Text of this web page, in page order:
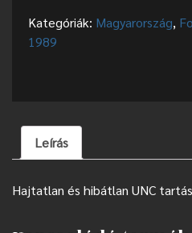
Kategóriák: Magyarország,
1989
Leírás
Hajtatlan és hibátlan UNC